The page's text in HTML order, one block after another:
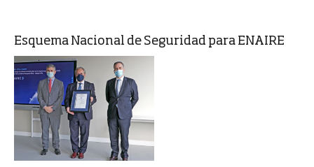
Esquema Nacional de Seguridad para ENAIRE